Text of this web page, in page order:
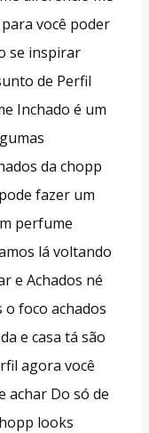
você poder
se inspirar
de Perfil
Inchado é um
da chopp
fazer um
perfume
lá voltando
e Achados né
foco achados
e casa tá são
agora você
achar Do só de
looks